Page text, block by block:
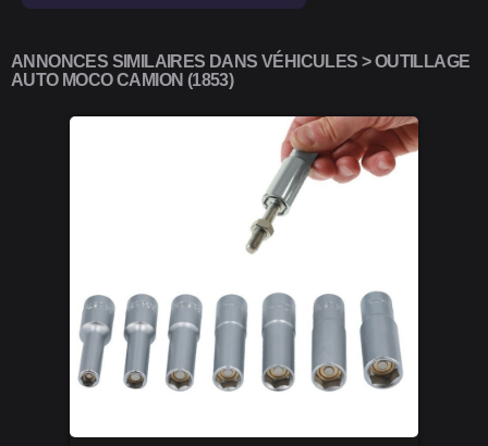
ANNONCES SIMILAIRES DANS VÉHICULES > OUTILLAGE
AUTO MOCO CAMION (1853)